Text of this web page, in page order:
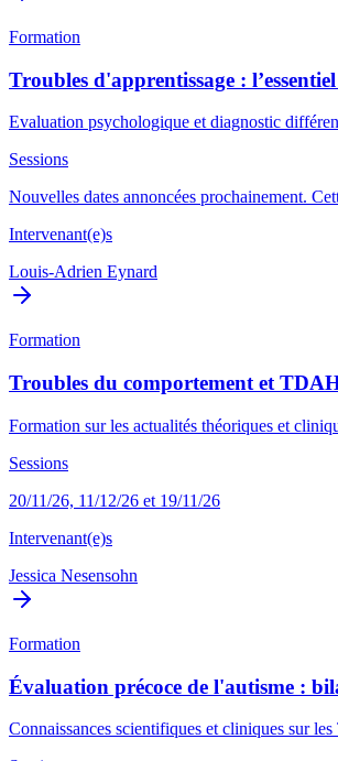
Formation
Troubles d'apprentissage :
Evaluation psychologique et diagnostic
Sessions
Nouvelles dates annoncées prochainement.
Intervenant(e)s
Louis-Adrien Eynard
Formation
Troubles du comportement et
Formation sur les actualités théoriques et
Sessions
20/11/26, 11/12/26 et 19/11/26
Intervenant(e)s
Jessica Nesensohn
Formation
Évaluation précoce de l'autisme :
Connaissances scientifiques et cliniques sur